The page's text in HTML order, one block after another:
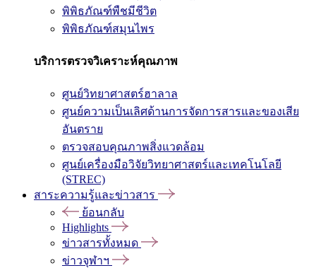
พิพิธภัณฑ์พืชมีชีวิต
พิพิธภัณฑ์สมุนไพร
บริการตรวจวิเคราะห์คุณภาพ
ศูนย์วิทยาศาสตร์ฮาลาล
ศูนย์ความเป็นเลิศด้านการจัดการสารและของเสีย
อันตราย
ตรวจสอบคุณภาพสิ่งแวดล้อม
ศูนย์เครื่องมือวิจัยวิทยาศาสตร์และเทคโนโลยี
(STREC)
สาระความรู้และข่าวสาร
ย้อนกลับ
Highlights
ข่าวสารทั้งหมด
ข่าวจุฬาฯ